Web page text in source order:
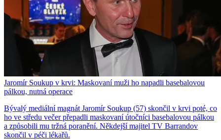
Jaromír Soukup v krvi: Maskovaní muži ho napadli basebalovou
pálkou, nutná operace
Bývalý mediální magnát Jaromír Soukup (57) skončil v krvi poté, co
ho ve středu večer přepadli maskovaní útočníci basebalovou pálkou
a způsobili mu tržná poranění. Někdejší majitel TV Barrandov
skončil v péči lékařů.